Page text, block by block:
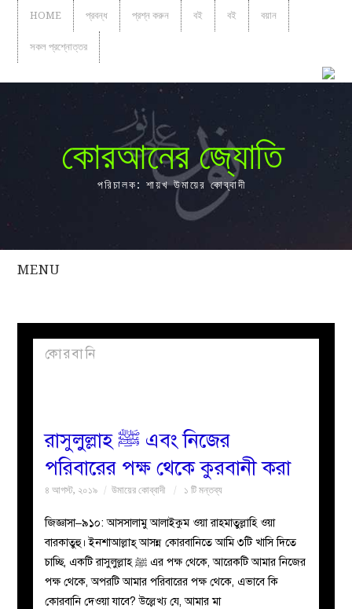
HOME প্রবন্ধ প্রশ্ন করুন বই বই বয়ান
সকল প্রশ্নোত্তর
কোরআনের জ্যোতি
পরিচালক: শায়খ উমায়ের কোব্বাদী
MENU
সকল
প্রবন্ধ
নারীদের
পাতা
মজলিস
প্রশ্ন
কোরবানি
রাসুলুল্লাহ ﷺ এবং নিজের
পরিবারের পক্ষ থেকে কুরবানী করা
৪ আগস্ট, ২০১৯ উমায়ের কোব্বাদী ১ টি মন্তব্য
জিজ্ঞাসা–৯১০: আসসালামু আলাইকুম ওয়া রাহমাতুল্লাহি ওয়া
বারকাতুহু। ইনশাআল্লাহ্‌ আসন্ন কোরবানিতে আমি ৩টি খাসি দিতে
চাচ্ছি, একটি রাসুলুল্লাহ ﷺ এর পক্ষ থেকে, আরেকটি আমার নিজের
পক্ষ থেকে, অপরটি আমার পরিবারের পক্ষ থেকে, এভাবে কি
কোরবানি দেওয়া যাবে? উল্লেখ্য যে, আমার মা